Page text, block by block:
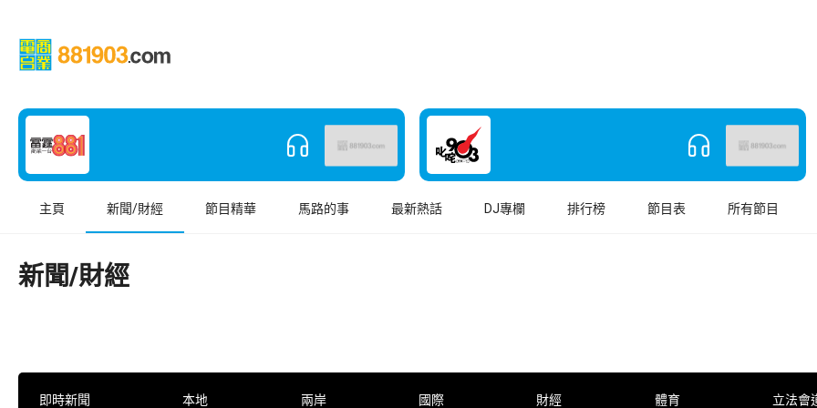
主頁 新聞/財經 節目精華 馬路的事 最新熱話 DJ專欄 排行榜 節目表 所有節目
新聞/財經
即時新聞 本地 兩岸 國際 財經 體育 立法會